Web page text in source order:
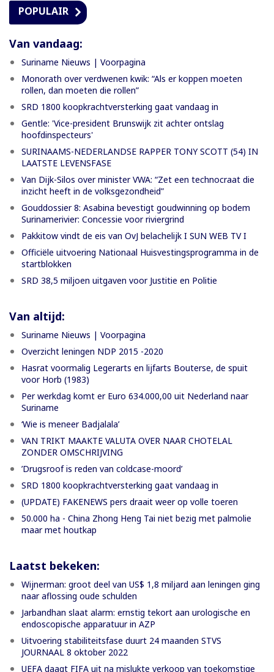
POPULAIR
Van vandaag:
Suriname Nieuws | Voorpagina
Monorath over verdwenen kwik: “Als er koppen moeten
rollen, dan moeten die rollen”
SRD 1800 koopkrachtversterking gaat vandaag in
Gentle: 'Vice-president Brunswijk zit achter ontslag
hoofdinspecteurs'
SURINAAMS-NEDERLANDSE RAPPER TONY SCOTT (54) IN
LAATSTE LEVENSFASE
Van Dijk-Silos over minister VWA: “Zet een technocraat die
inzicht heeft in de volksgezondheid”
Gouddossier 8: Asabina bevestigt goudwinning op bodem
Surinamerivier: Concessie voor riviergrind
Pakkitow vindt de eis van OvJ belachelijk I SUN WEB TV I
Officiële uitvoering Nationaal Huisvestingsprogramma in de
startblokken
SRD 38,5 miljoen uitgaven voor Justitie en Politie
Van altijd:
Suriname Nieuws | Voorpagina
Overzicht leningen NDP 2015 -2020
Hasrat voormalig Legerarts en lijfarts Bouterse, de spuit
voor Horb (1983)
Per werkdag komt er Euro 634.000,00 uit Nederland naar
Suriname
‘Wie is meneer Badjalala’
VAN TRIKT MAAKTE VALUTA OVER NAAR CHOTELAL
ZONDER OMSCHRIJVING
’Drugsroof is reden van coldcase-moord’
SRD 1800 koopkrachtversterking gaat vandaag in
(UPDATE) FAKENEWS pers draait weer op volle toeren
50.000 ha - China Zhong Heng Tai niet bezig met palmolie
maar met houtkap
Laatst bekeken:
Wijnerman: groot deel van US$ 1,8 miljard aan leningen ging
naar aflossing oude schulden
Jarbandhan slaat alarm: ernstig tekort aan urologische en
endoscopische apparatuur in AZP
Uitvoering stabiliteitsfase duurt 24 maanden STVS
JOURNAAL 8 oktober 2022
UEFA daagt FIFA uit na mislukte verkoop van toekomstige